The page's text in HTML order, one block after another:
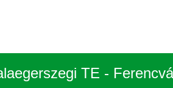
TE -